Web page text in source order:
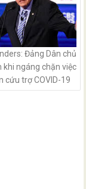
Đảng Dân chủ
khi ngáng chặn việc
cứu trợ COVID-19